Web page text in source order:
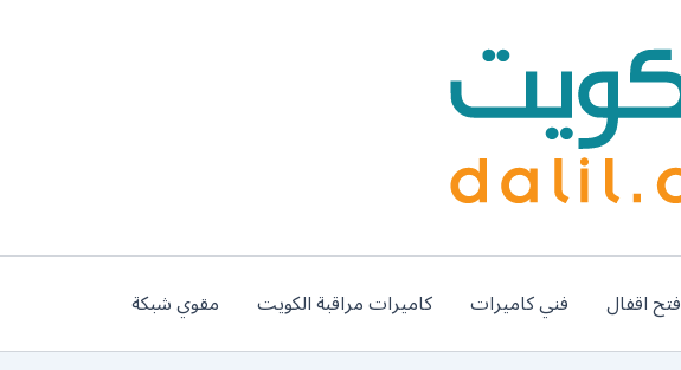
فتح اقفال فني كاميرات كاميرات مراقبة الكويت مقوي شبكة